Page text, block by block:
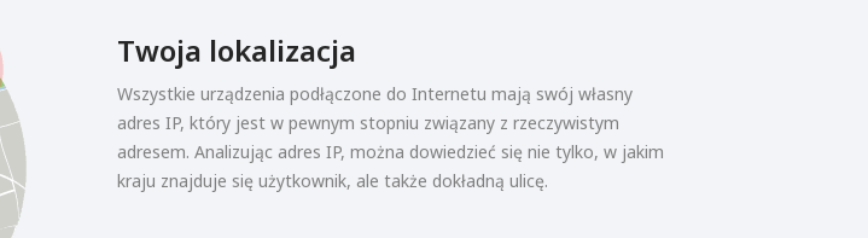
Twoja lokalizacja
Wszystkie urządzenia podłączone do Internetu mają swój własny
adres IP, który jest w pewnym stopniu związany z rzeczywistym
adresem. Analizując adres IP, można dowiedzieć się nie tylko, w jakim
kraju znajduje się użytkownik, ale także dokładną ulicę.